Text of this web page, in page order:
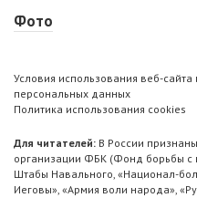
Фото
Условия использования веб-
персональных данных
Политика использования cookies
Для читателей: В России
организации ФБК (Фонд борьбы с
Штабы Навального, «Национал-
Иеговы», «Армия воли народа»,